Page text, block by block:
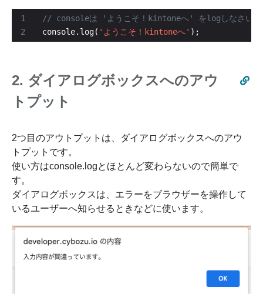
console.log( 'ようこそ！kintoneへ' );
2. ダイアログボックスへのアウ
トプット
2つ目のアウトプットは、ダイアログボックスへのアウ
トプットです。
使い方はconsole.logとほとんど変わらないので簡単で
す。
ダイアログボックスは、エラーをブラウザーを操作して
いるユーザーへ知らせるときなどに使います。